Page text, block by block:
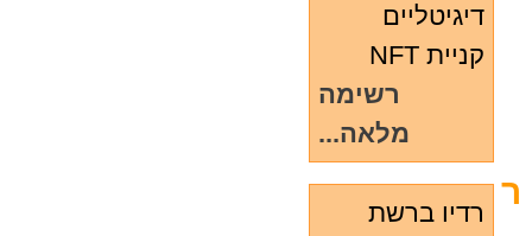
דיגיטליים
קניית NFT
רשימה
מלאה...
ר
רדיו ברשת